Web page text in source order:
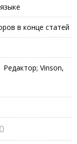
в конце статей
Vinson,
0